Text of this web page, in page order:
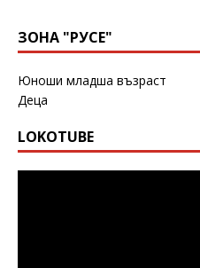
ЗОНА "РУСЕ"
Юноши младша възраст
Деца
LOKOTUBE